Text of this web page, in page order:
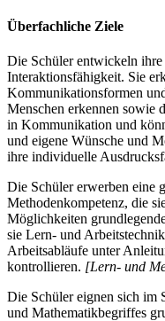
Überfachliche Ziele
Die Schüler entwickeln
Interaktionsfähigkeit. Sie
Kommunikationsformen
Menschen erkennen sowie
in Kommunikation und
und eigene Wünsche und
ihre individuelle
Die Schüler erwerben eine
Methodenkompetenz, die
Möglichkeiten
sie Lern- und
Arbeitsabläufe unter
kontrollieren. [Lern- und
Die Schüler eignen sich im
und Mathematikbegriffes